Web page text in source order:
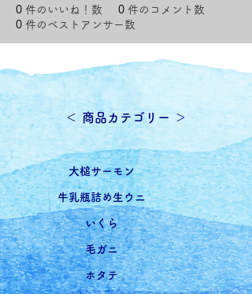
0 件のいいね！数 0 件のコメント数
0 件のベストアンサー数
​＜ 商品カテゴリー ＞
​大槌サーモン
牛乳瓶詰め生ウニ
いくら
毛ガニ
ホタテ